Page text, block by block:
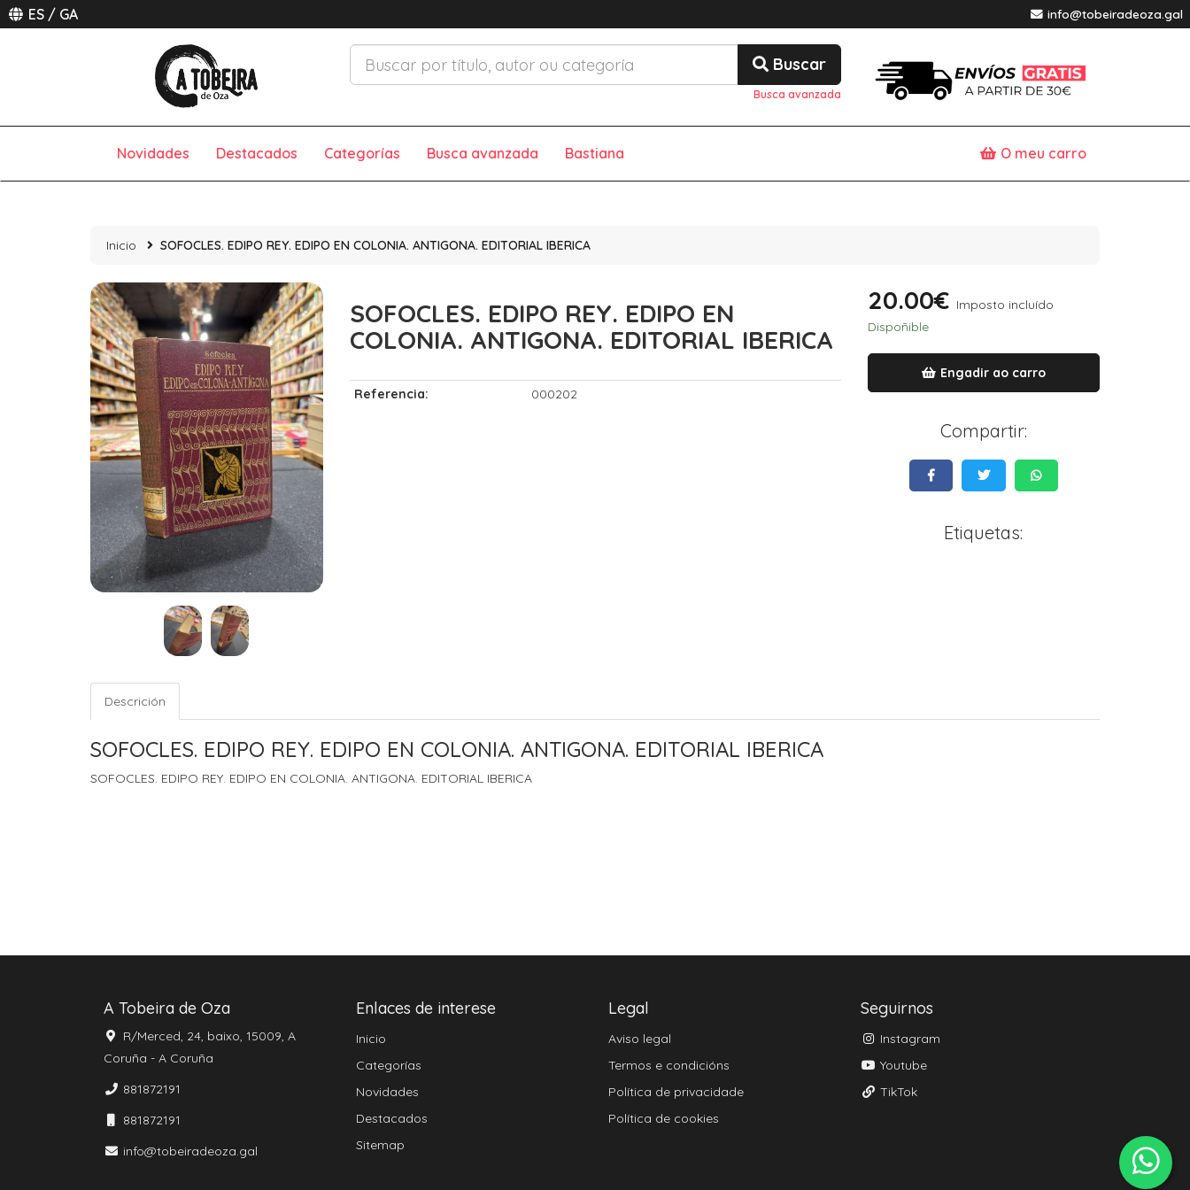
ES / GA info@tobeiradeoza.gal
Buscar
Busca avanzada
Novidades Destacados Categorías Busca avanzada Bastiana O meu carro
Inicio SOFOCLES. EDIPO REY. EDIPO EN COLONIA. ANTIGONA. EDITORIAL IBERICA
SOFOCLES. EDIPO REY. EDIPO EN
COLONIA. ANTIGONA. EDITORIAL IBERICA
Referencia: 000202
20.00€ Imposto incluído
Dispoñible
Engadir ao carro
Compartir:
Etiquetas:
Descrición
SOFOCLES. EDIPO REY. EDIPO EN COLONIA. ANTIGONA. EDITORIAL IBERICA
SOFOCLES. EDIPO REY. EDIPO EN COLONIA. ANTIGONA. EDITORIAL IBERICA
A Tobeira de Oza
R/Merced, 24, baixo, 15009, A
Coruña - A Coruña
881872191
881872191
info@tobeiradeoza.gal
Enlaces de interese
Inicio
Categorías
Novidades
Destacados
Sitemap
Legal
Aviso legal
Termos e condicións
Política de privacidade
Política de cookies
Seguirnos
Instagram
Youtube
TikTok